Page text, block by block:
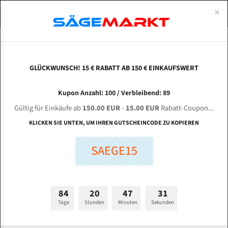
UZAY MAKINA UMSO 350 SF für 4320 mm Bi-
Metall Bandsägeblätter
Länge (mm):
Stärken + Zahnteilung:
mm
ABOUTS
ENGLISH
Bi-Metall Meterware
Fleischerei Bandsägeblätter
Bandmesser Glatt Meterware
Konvex Meterware
×
GLÜCKWUNSCH! 15 € RABATT AB 150 € EINKAUFSWERT
Kupon Anzahl: 100 / Verbleibend: 89
Gültig für Einkäufe ab150.00 EUR- 15.00 EURRabatt-Coupon...
KLICKEN SIE UNTEN, UM IHREN GUTSCHEINCODE ZU KOPIEREN
SAEGE15
84
Tage
20
Stunden
47
Minuten
30
Sekunden